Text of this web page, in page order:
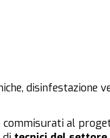
disinfestazione
commisurati al